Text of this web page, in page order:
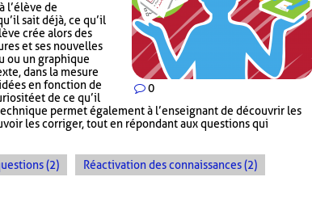
0
l’élève de
sait déjà, ce qu’il
crée alors des
et ses nouvelles
ou un graphique
dans la mesure
en fonction de
et de ce qu’il
permet également à l’enseignant de découvrir les
les corriger, tout en répondant aux questions qui
(2) Réactivation des connaissances (2)